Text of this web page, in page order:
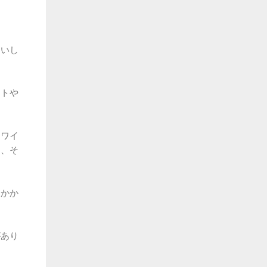
し
や
イ
そ
か
り